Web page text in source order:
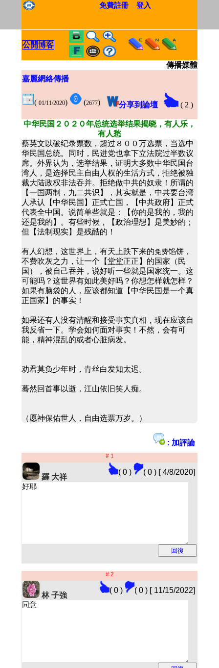
免費註冊 登入
公開博客
傳播媒體
嘉麗網絡傳播
( 01/11/2020) (2677) 分享到論壇 ( 2 )
中华民国２０２０年总统选举结果揭晓，有人乐，
有人愁
蔡英文以破纪录票数，超过８００万选票，当选中
华民国总统。同时，民进党也拿下立法院过半数议
席。外界认为，选举结果，证明大多数中华民国台
湾人，是选择民主自由人权的生活方式，拒绝被独
裁大陆政权非法吞并。拒绝做中共的奴隶！所谓的
【一国两制，九二共识】，其实就是，中共要台湾
人承认【中华民国】正式亡国，【中共政府】正式
代表全中国。说简单些就是：【你的是我的，我的
还是我的】。有些时候，【政治理想】是美妙的；
但【法制现实】是残酷的！
有人幻想，这世界上，有天上跌下来的免费馅饼，
不费吹灰之力，让一个【堂堂正正】的国家（民
国），被自己吞并，说好听一些就是国家统一。这
可能吗？这世界有如此美好吗？你想怎样就怎样？
如果有脑袋的人，应该都知道【中华民国是一个真
正国家】的事实！
如果还有人没有清醒和接受事实真相，现在应该自
我反省一下。学会如何面对事实！不然，会有可
能，精神混乱的或者心脏病发。
劝君莫负少年时，青丝白发知太迟。
蓦然回首事以逝，江山依旧笑人痴。
（愿神保佑世人，自由选票万岁。）
: 加評論
# 1
( 0 ) ( 0 ) [4/8/2020]
羅 大祥
# 2
( 0 ) ( 0 ) [11/15/2022]
林 子強